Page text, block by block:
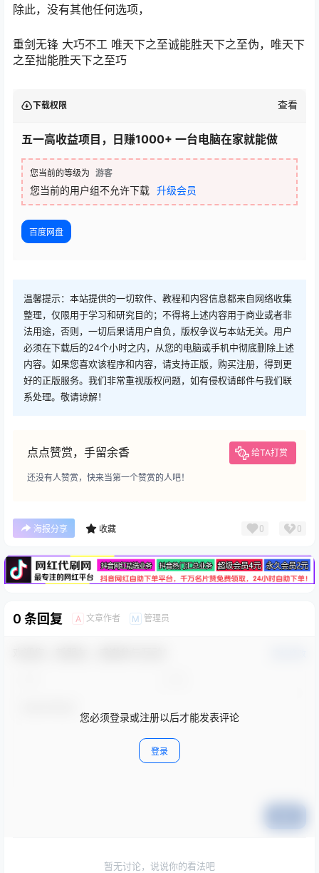
除此，没有其他任何选项，
重剑无锋 大巧不工 唯天下之至诚能胜天下之至伪，唯天下
之至拙能胜天下之至巧
下载权限 查看
五一高收益项目，日赚1000+ 一台电脑在家就能做
您当前的等级为 游客
您当前的用户组不允许下载 升级会员
百度网盘
温馨提示：本站提供的一切软件、教程和内容信息都来自网络收集
整理，仅限用于学习和研究目的；不得将上述内容用于商业或者非
法用途，否则，一切后果请用户自负，版权争议与本站无关。用户
必须在下载后的24个小时之内，从您的电脑或手机中彻底删除上述
内容。如果您喜欢该程序和内容，请支持正版，购买注册，得到更
好的正版服务。我们非常重视版权问题，如有侵权请邮件与我们联
系处理。敬请谅解！
点点赞赏，手留余香 给TA打赏
还没有人赞赏，快来当第一个赞赏的人吧！
海报分享 收藏 0 0
广告
0 条回复 A 文章作者 M 管理员
您必须登录或注册以后才能发表评论
登录
暂无讨论，说说你的看法吧